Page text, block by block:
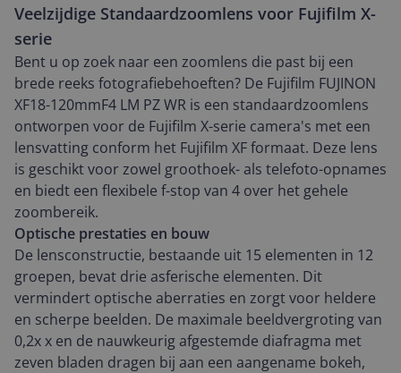
Veelzijdige Standaardzoomlens voor Fujifilm X-
serie
Bent u op zoek naar een zoomlens die past bij een
brede reeks fotografiebehoeften? De Fujifilm FUJINON
XF18-120mmF4 LM PZ WR is een standaardzoomlens
ontworpen voor de Fujifilm X-serie camera's met een
lensvatting conform het Fujifilm XF formaat. Deze lens
is geschikt voor zowel groothoek- als telefoto-opnames
en biedt een flexibele f-stop van 4 over het gehele
zoombereik.
Optische prestaties en bouw
De lensconstructie, bestaande uit 15 elementen in 12
groepen, bevat drie asferische elementen. Dit
vermindert optische aberraties en zorgt voor heldere
en scherpe beelden. De maximale beeldvergroting van
0,2x x en de nauwkeurig afgestemde diafragma met
zeven bladen dragen bij aan een aangename bokeh,